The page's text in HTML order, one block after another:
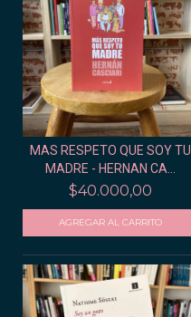
MAS RESPETO QUE SOY TU
MADRE - HERNAN CA...
$40.000,00